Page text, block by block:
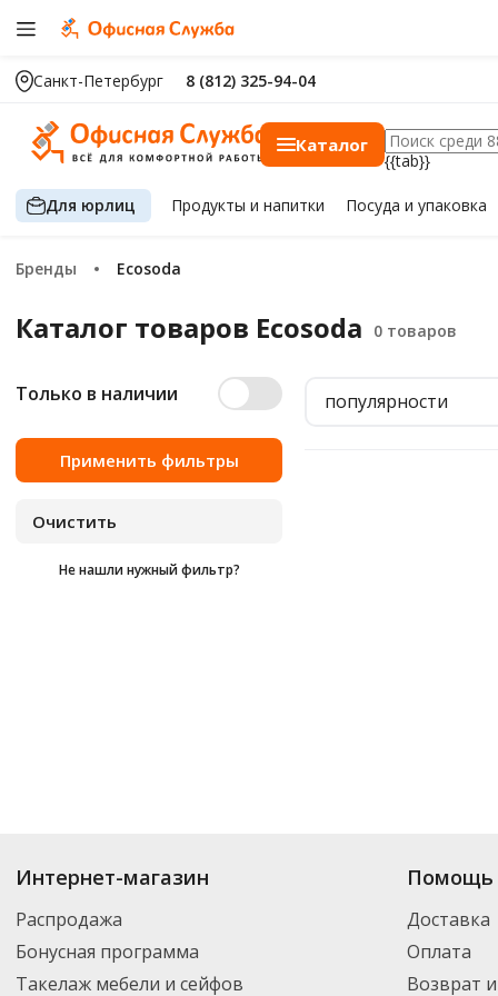
Санкт-Петербург 8 (812) 325-94-04
Каталог
{{tab}}
Для юрлиц Продуктыи напитки Посуда и упаковка
Бренды Ecosoda
Каталог товаров Ecosoda
Только в наличии
Не нашли нужный фильтр?
популярности
Купить
. В ассортименте интернет-
нужный товар и добавить его в корзину для дальнейшего
транспортной компанией DPD. Для постоянных клиентов - скидка,
Интернет-магазин
Распродажа
Бонусная программа
Такелаж мебели и сейфов
Помощь
Доставка
Оплата
Возврат